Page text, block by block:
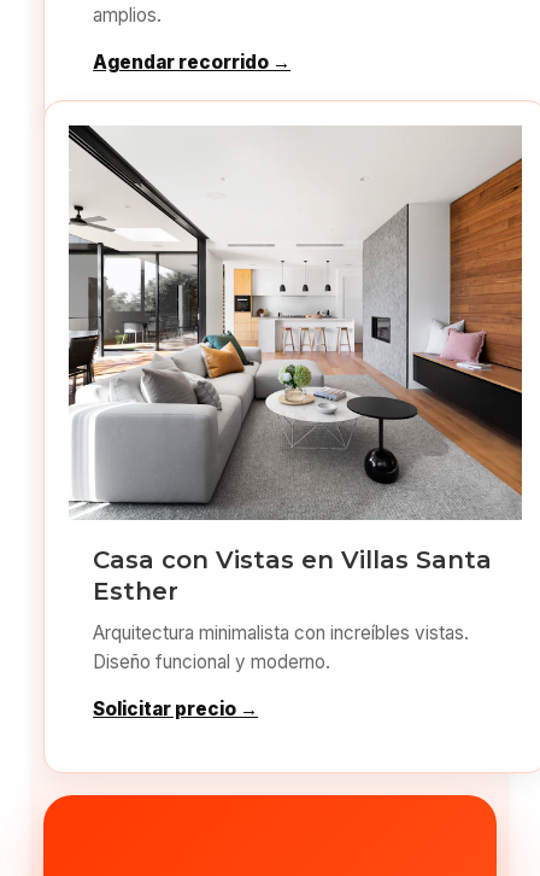
amplios.
Agendar recorrido →
Casa con Vistas en Villas Santa
Esther
Arquitectura minimalista con increíbles vistas.
Diseño funcional y moderno.
Solicitar precio →